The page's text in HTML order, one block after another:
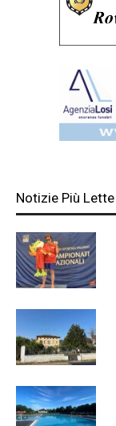
Notizie Più Lette